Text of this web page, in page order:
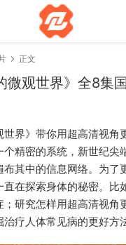
正文
微观世界》全8集
界》带你用超高清视角
精密的系统，新世纪尖
其中的信息网络。为了
在探索身体的秘密。比
研究怎样用超高清视角
疗人体常见病的更好方